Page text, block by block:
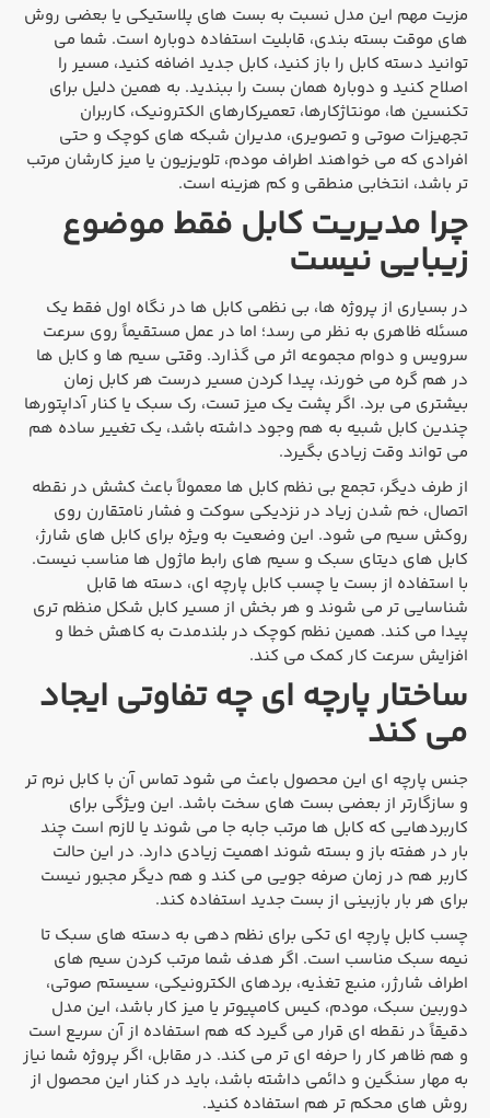
مزیت مهم این مدل نسبت به بست های پلاستیکی یا بعضی روش
های موقت بسته بندی، قابلیت استفاده دوباره است. شما می
توانید دسته کابل را باز کنید، کابل جدید اضافه کنید، مسیر را
اصلاح کنید و دوباره همان بست را ببندید. به همین دلیل برای
تکنسین ها، مونتاژکارها، تعمیرکارهای الکترونیک، کاربران
تجهیزات صوتی و تصویری، مدیران شبکه های کوچک و حتی
افرادی که می خواهند اطراف مودم، تلویزیون یا میز کارشان مرتب
تر باشد، انتخابی منطقی و کم هزینه است.
چرا مدیریت کابل فقط موضوع
زیبایی نیست
در بسیاری از پروژه ها، بی نظمی کابل ها در نگاه اول فقط یک
مسئله ظاهری به نظر می رسد؛ اما در عمل مستقیماً روی سرعت
سرویس و دوام مجموعه اثر می گذارد. وقتی سیم ها و کابل ها
در هم گره می خورند، پیدا کردن مسیر درست هر کابل زمان
بیشتری می برد. اگر پشت یک میز تست، رک سبک یا کنار آداپتورها
چندین کابل شبیه به هم وجود داشته باشد، یک تغییر ساده هم
می تواند وقت زیادی بگیرد.
از طرف دیگر، تجمع بی نظم کابل ها معمولاً باعث کشش در نقطه
اتصال، خم شدن زیاد در نزدیکی سوکت و فشار نامتقارن روی
روکش سیم می شود. این وضعیت به ویژه برای کابل های شارژ،
کابل های دیتای سبک و سیم های رابط ماژول ها مناسب نیست.
با استفاده از بست یا چسب کابل پارچه ای، دسته ها قابل
شناسایی تر می شوند و هر بخش از مسیر کابل شکل منظم تری
پیدا می کند. همین نظم کوچک در بلندمدت به کاهش خطا و
افزایش سرعت کار کمک می کند.
ساختار پارچه ای چه تفاوتی ایجاد
می کند
جنس پارچه ای این محصول باعث می شود تماس آن با کابل نرم تر
و سازگارتر از بعضی بست های سخت باشد. این ویژگی برای
کاربردهایی که کابل ها مرتب جابه جا می شوند یا لازم است چند
بار در هفته باز و بسته شوند اهمیت زیادی دارد. در این حالت
کاربر هم در زمان صرفه جویی می کند و هم دیگر مجبور نیست
برای هر بار بازبینی از بست جدید استفاده کند.
چسب کابل پارچه ای تکی برای نظم دهی به دسته های سبک تا
نیمه سبک مناسب است. اگر هدف شما مرتب کردن سیم های
اطراف شارژر، منبع تغذیه، بردهای الکترونیکی، سیستم صوتی،
دوربین سبک، مودم، کیس کامپیوتر یا میز کار باشد، این مدل
دقیقاً در نقطه ای قرار می گیرد که هم استفاده از آن سریع است
و هم ظاهر کار را حرفه ای تر می کند. در مقابل، اگر پروژه شما نیاز
به مهار سنگین و دائمی داشته باشد، باید در کنار این محصول از
روش های محکم تر هم استفاده کنید.